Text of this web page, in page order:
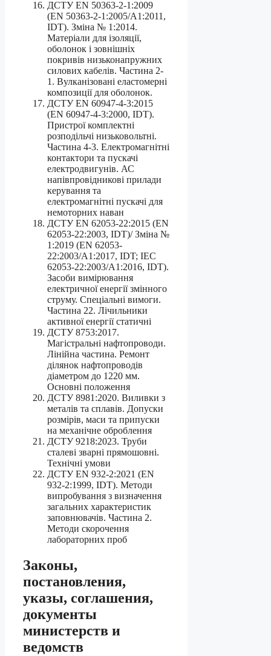
ДСТУ EN 50363-2-1:2009
(EN 50363-2-1:2005/А1:2011,
IDT). Зміна № 1:2014.
Матеріали для ізоляції,
оболонок і зовнішніх
покривів низьконапружних
силових кабелів. Частина 2-
1. Вулканізовані еластомерні
композиції для оболонок.
ДСТУ EN 60947-4-3:2015
(EN 60947-4-3:2000, IDT).
Пристрої комплектні
розподільчі низьковольтні.
Частина 4-3. Електромагнітні
контактори та пускачі
електродвигунів. АС
напівпровідникові прилади
керування та
електромагнітні пускачі для
немоторних наван
ДСТУ EN 62053-22:2015 (EN
62053-22:2003, IDT)/ Зміна №
1:2019 (EN 62053-
22:2003/A1:2017, IDT; IEC
62053-22:2003/A1:2016, IDT).
Засоби вимірювання
електричної енергії змінного
струму. Спеціальні вимоги.
Частина 22. Лічильники
активної енергії статичні
ДСТУ 8753:2017.
Магістральні нафтопроводи.
Лінійна частина. Ремонт
ділянок нафтопроводів
діаметром до 1220 мм.
Основні положення
ДСТУ 8981:2020. Виливки з
металів та сплавів. Допуски
розмірів, маси та припуски
на механічне оброблення
ДСТУ 9218:2023. Труби
сталеві зварні прямошовні.
Технічні умови
ДСТУ EN 932-2:2021 (EN
932-2:1999, IDT). Методи
випробування з визначення
загальних характеристик
заповнювачів. Частина 2.
Методи скорочення
лабораторних проб
Законы,
постановления,
указы, соглашения,
документы
министерств и
ведомств